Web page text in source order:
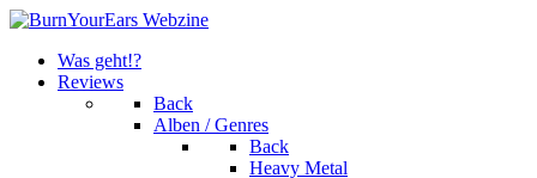
Was geht!?
Reviews
Back
Alben / Genres
Back
Heavy Metal